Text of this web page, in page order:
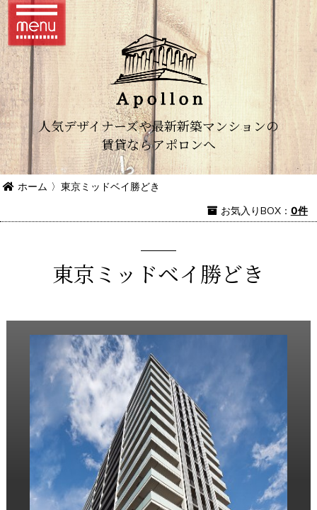
人気デザイナーズや最新新築マンションの
賃貸ならアポロンへ
ホーム 〉東京ミッドベイ勝どき
お気入りBOX： 0件
東京ミッドベイ勝どき